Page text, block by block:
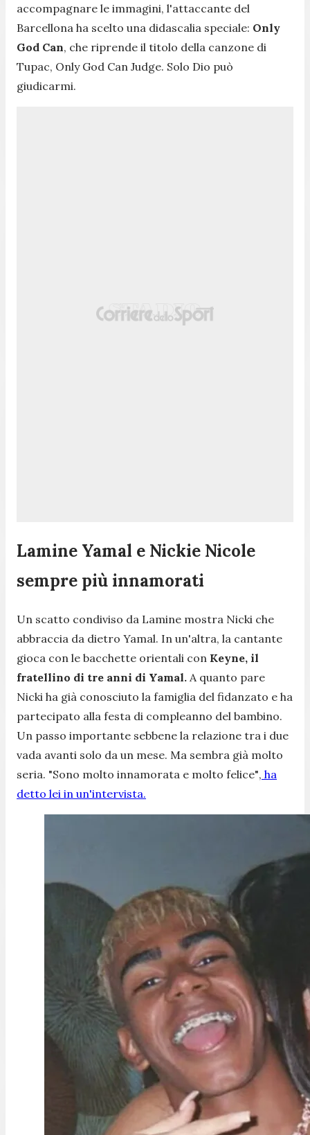
accompagnare le immagini, l'attaccante del
Barcellona ha scelto una didascalia speciale: Only
God Can, che riprende il titolo della canzone di
Tupac, Only God Can Judge. Solo Dio può
giudicarmi.
Lamine Yamal e Nickie Nicole
sempre più innamorati
Un scatto condiviso da Lamine mostra Nicki che
abbraccia da dietro Yamal. In un'altra, la cantante
gioca con le bacchette orientali con Keyne, il
fratellino di tre anni di Yamal. A quanto pare
Nicki ha già conosciuto la famiglia del fidanzato e ha
partecipato alla festa di compleanno del bambino.
Un passo importante sebbene la relazione tra i due
vada avanti solo da un mese. Ma sembra già molto
seria. "Sono molto innamorata e molto felice", ha
detto lei in un'intervista.